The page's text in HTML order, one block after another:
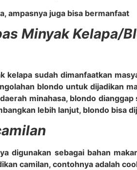
ampasnya juga bisa bermanfaat
Minyak Kelapa/
kelapa sudah dimanfaatkan
blondo untuk dijadikan
minahasa, blondo
lebih lanjut, blondo bisa
digunakan sebagai bahan
camilan, contohnya adalah